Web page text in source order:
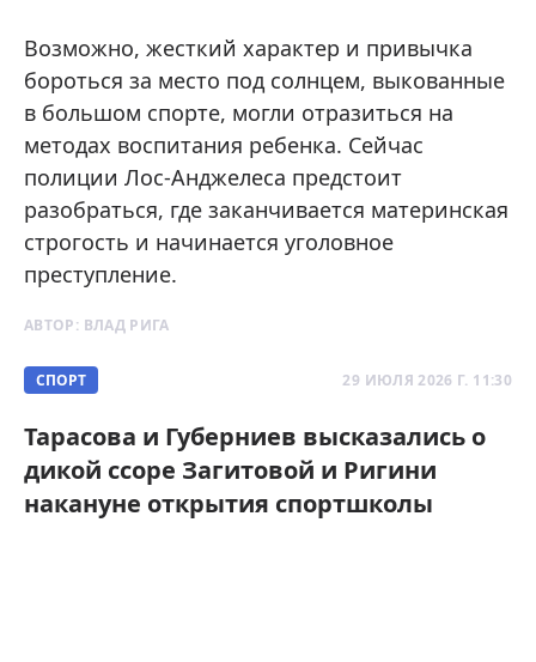
Возможно, жесткий характер и привычка
бороться за место под солнцем, выкованные
в большом спорте, могли отразиться на
методах воспитания ребенка. Сейчас
полиции Лос-Анджелеса предстоит
разобраться, где заканчивается материнская
строгость и начинается уголовное
преступление.
АВТОР: ВЛАД РИГА
СПОРТ 29 ИЮЛЯ 2026 Г. 11:30
Тарасова и Губерниев высказались о
дикой ссоре Загитовой и Ригини
накануне открытия спортшколы